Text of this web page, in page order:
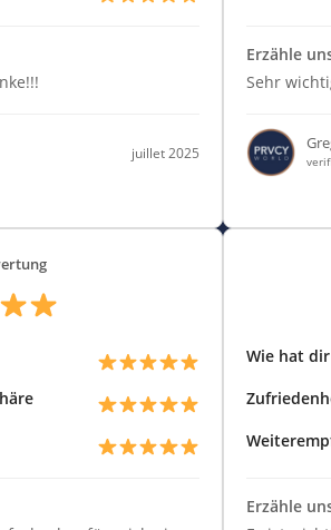
juillet 2025
Erzähle
Sehr
Wie hat
Erzähle